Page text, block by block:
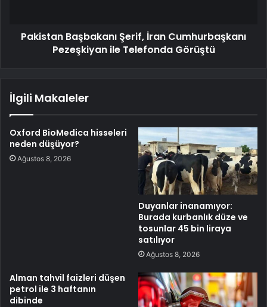
Pakistan Başbakanı Şerif, İran Cumhurbaşkanı
Pezeşkiyan ile Telefonda Görüştü
İlgili Makaleler
Oxford BioMedica hisseleri
neden düşüyor?
Ağustos 8, 2026
Duyanlar inanamıyor:
Burada kurbanlık düze ve
tosunlar 45 bin liraya
satılıyor
Ağustos 8, 2026
Alman tahvil faizleri düşen
petrol ile 3 haftanın
dibinde